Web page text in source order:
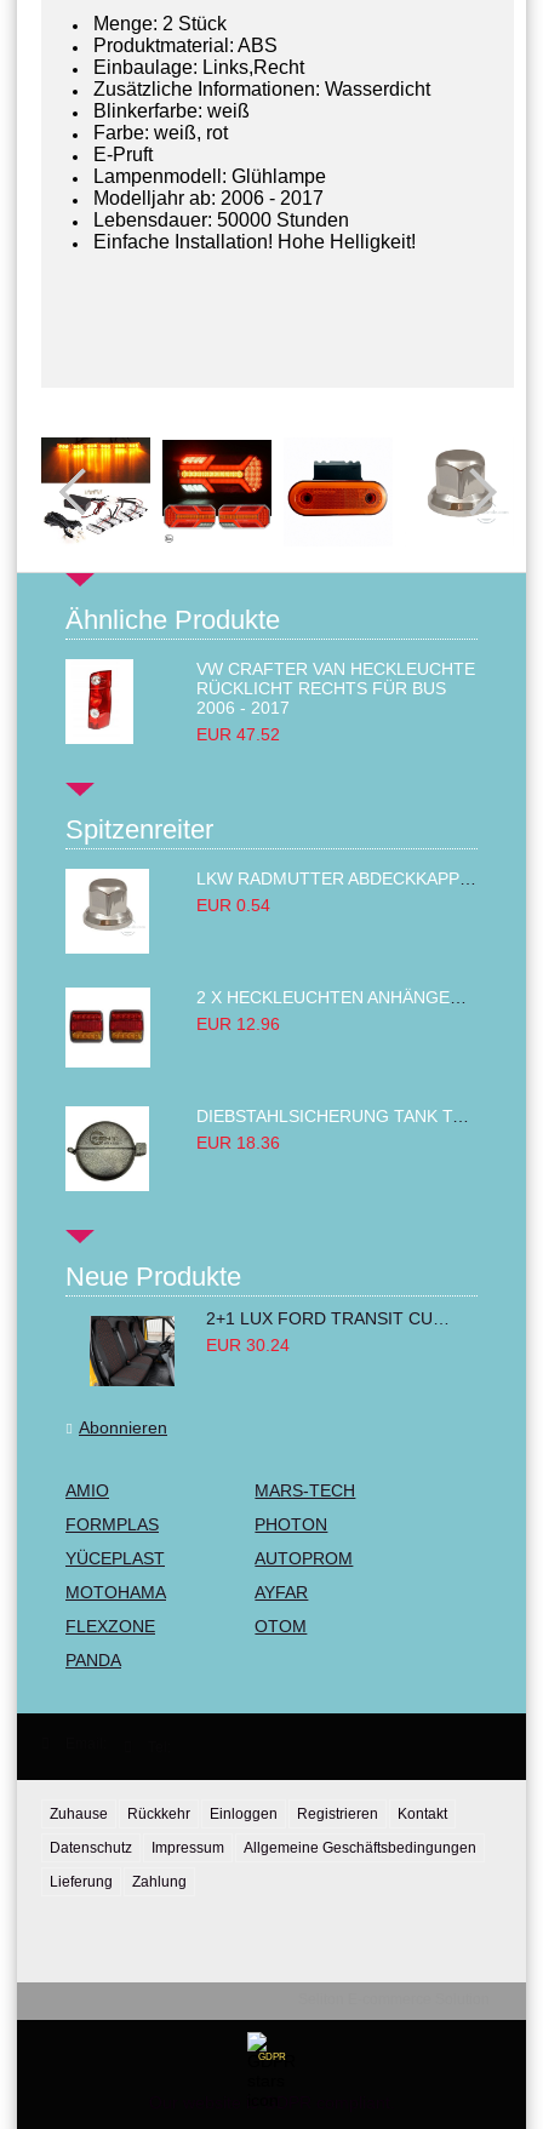
Menge: 2 Stück
Produktmaterial: ABS
Einbaulage: Links,Recht
Zusätzliche Informationen: Wasserdicht
Blinkerfarbe: weiß
Farbe: weiß, rot
E-Pruft
Lampenmodell: Glühlampe
Modelljahr ab: 2006 - 2017
Lebensdauer: 50000 Stunden
Einfache Installation! Hohe Helligkeit!
Ähnliche Produkte
VW CRAFTER VAN HECKLEUCHTE
RÜCKLICHT RECHTS FÜR BUS
2006 - 2017
EUR 47.52
Spitzenreiter
EUR 0.54
EUR 12.96
DIEBSTAHLSICHERUNG TANK TANKDECKEL DIESELTANK KRAFTSTOFFTANKDECKEL VERRIEGELUNG PASSEND FÜR LKW PKW TRAKTOREN BAGGER 80MM
EUR 18.36
Neue Produkte
EUR 30.24
Abonnieren
AMIO
MARS-TECH
FORMPLAS
PHOTON
YÜCEPLAST
AUTOPROM
MOTOHAMA
AYFAR
FLEXZONE
OTOM
PANDA
Zuhause Rückkehr Einloggen Registrieren
Kontakt
Datenschutz
Impressum
Allgemeine Geschäftsbedingungen
Lieferung
Zahlung
GDPR